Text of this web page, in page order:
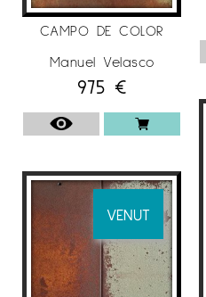
CAMPO DE COLOR
Manuel Velasco
975 €
VENUT